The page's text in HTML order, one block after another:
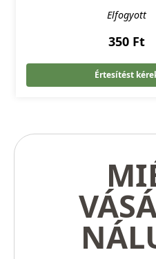
Elfogyott
350 Ft
Értesítést